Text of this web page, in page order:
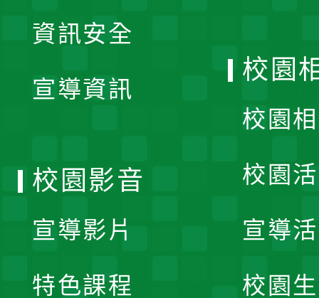
資訊安全
宣導資訊
校園
校園
校園
宣導
校園
校園影音
宣導影片
特色課程